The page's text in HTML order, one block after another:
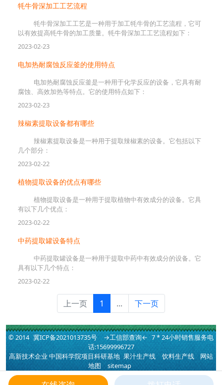
牦牛骨深加工工艺流程
牦牛骨深加工工艺是一种用于加工牦牛骨的工艺流程，它可
以有效提高牦牛骨的加工质量。牦牛骨深加工工艺流程如下：
2023-02-23
电加热耐腐蚀反应釜的使用特点
电加热耐腐蚀反应釜是一种用于化学反应的设备，它具有耐
腐蚀、高效加热等特点。它的使用特点如下：
2023-02-23
辣椒素提取设备都有哪些
辣椒素提取设备是一种用于提取辣椒素的设备。它包括以下
几个部分：
2023-02-22
植物提取设备的优点有哪些
植物提取设备是一种用于提取植物中有效成分的设备。它具
有以下几个优点：
2023-02-22
中药提取罐设备特点
中药提取罐设备是一种用于提取中药中有效成分的设备。它
具有以下几个特点：
2023-02-22
上一页 1 ... 下一页
© 2014 冀ICP备2021013735号 →工信部查询← 7 * 24小时销售服务电
话:15699996727
高新技术企业 中国科学院项目科研基地 果汁生产线 饮料生产线
网站
地图
sitemap
快速通道： 提取罐 | 配制罐 | 储罐 配液罐 | 夹层锅 | 发酵罐 | 反应